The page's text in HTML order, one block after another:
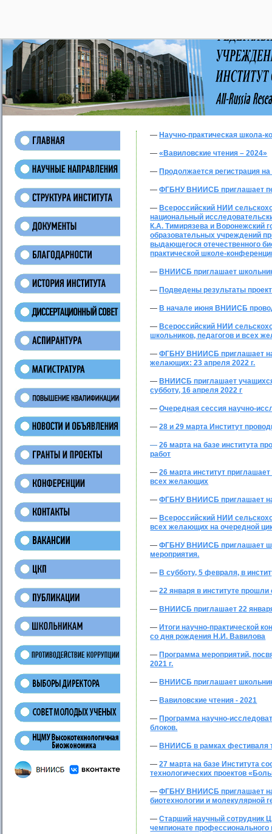
— Научно-практическая школа-
—«Вавиловские чтения – 2024»
— Продолжается регистрация
—ФГБНУ ВНИИСБ приглашает
— Всероссийский НИИ
национальный
К.А. Тимирязева и Воронежский
образовательных учреждений
выдающегося отечественного
практической школе-
— ВНИИСБ приглашает
— Подведены результаты
— В начале июня ВНИИСБ
— Всероссийский НИИ
школьников, педагогов и всех
—ФГБНУ ВНИИСБ приглашает на
желающих: 23 апреля 2022 г.
— ВНИИСБ приглашает
субботу, 16 апреля 2022 г
—Очередная сессия научно-
—28 и 29 марта Институт
—26 марта на базе института
работ
—26 марта институт
всех желающих
—ФГБНУ ВНИИСБ приглашает
— Всероссийский НИИ
всех желающих на очередной
—ФГБНУ ВНИИСБ приглашает
мероприятия.
— В субботу, 5 февраля, в
—22 января в институте
— ВНИИСБ приглашает 22
— Итоги научно-практической
со дня рождения Н.И. Вавилова
— Программа мероприятий,
2021 г.
— ВНИИСБ приглашает
— Вавиловские чтения - 2021
— Программа научно-
блоков.
— ВНИИСБ в рамках фестиваля
—27 марта на базе Института
технологических проектов
—ФГБНУ ВНИИСБ приглашает
биотехнологии и молекулярной
—Старший научный сотрудник
чемпионате